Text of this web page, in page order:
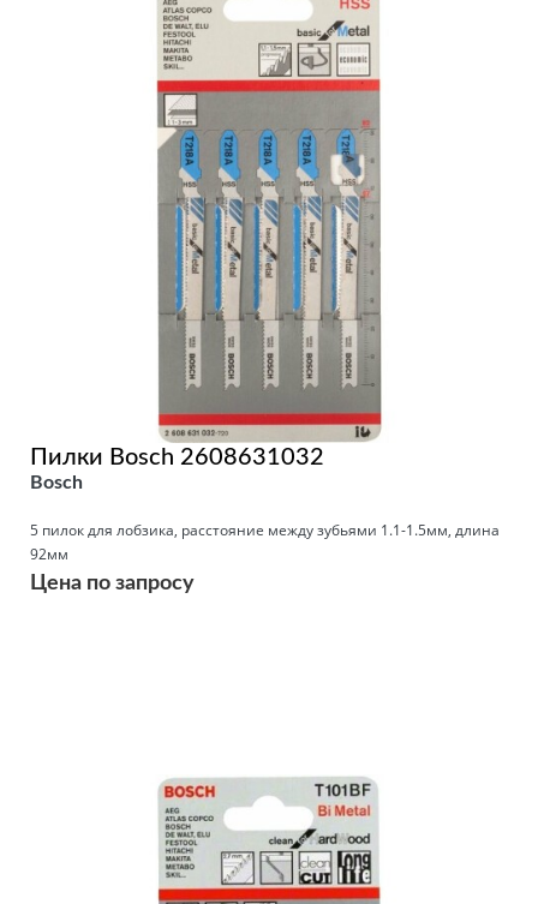
Пилки Bosch 2608631032
Bosch
5 пилок для лобзика, расстояние между зубьями 1.1-1.5мм, длина
92мм
Цена по запросу